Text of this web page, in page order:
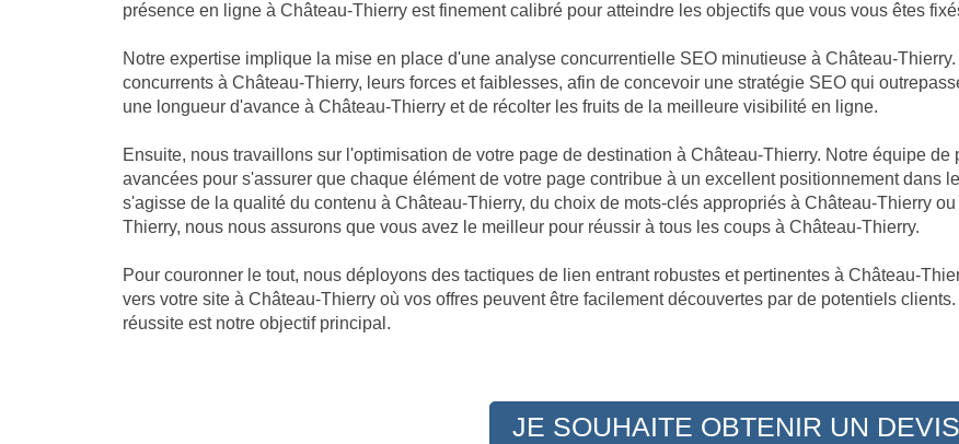
présence en ligne à Château-Thierry est finement calibré pour atteindre les objectifs que vous vous êtes
Notre expertise implique la mise en place d'une analyse concurrentielle SEO minutieuse à Château-
concurrents à Château-Thierry, leurs forces et faiblesses, afin de concevoir une stratégie SEO qui
une longueur d'avance à Château-Thierry et de récolter les fruits de la meilleure visibilité en ligne.
Ensuite, nous travaillons sur l'optimisation de votre page de destination à Château-Thierry. Notre équipe
avancées pour s'assurer que chaque élément de votre page contribue à un excellent positionnement dans
s'agisse de la qualité du contenu à Château-Thierry, du choix de mots-clés appropriés à Château-Thierry
Thierry, nous nous assurons que vous avez le meilleur pour réussir à tous les coups à Château-Thierry.
Pour couronner le tout, nous déployons des tactiques de lien entrant robustes et pertinentes à Château-
vers votre site à Château-Thierry où vos offres peuvent être facilement découvertes par de potentiels
réussite est notre objectif principal.
JE SOUHAITE OBTENIR UN DEVIS